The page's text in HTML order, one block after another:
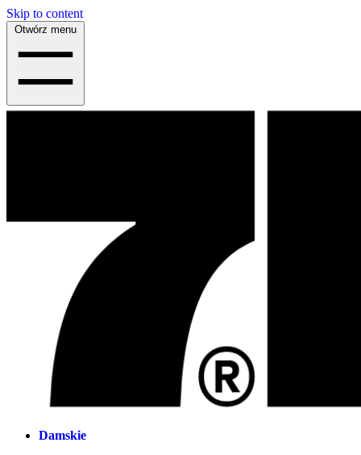
Skip to content
Otwórz menu
Damskie